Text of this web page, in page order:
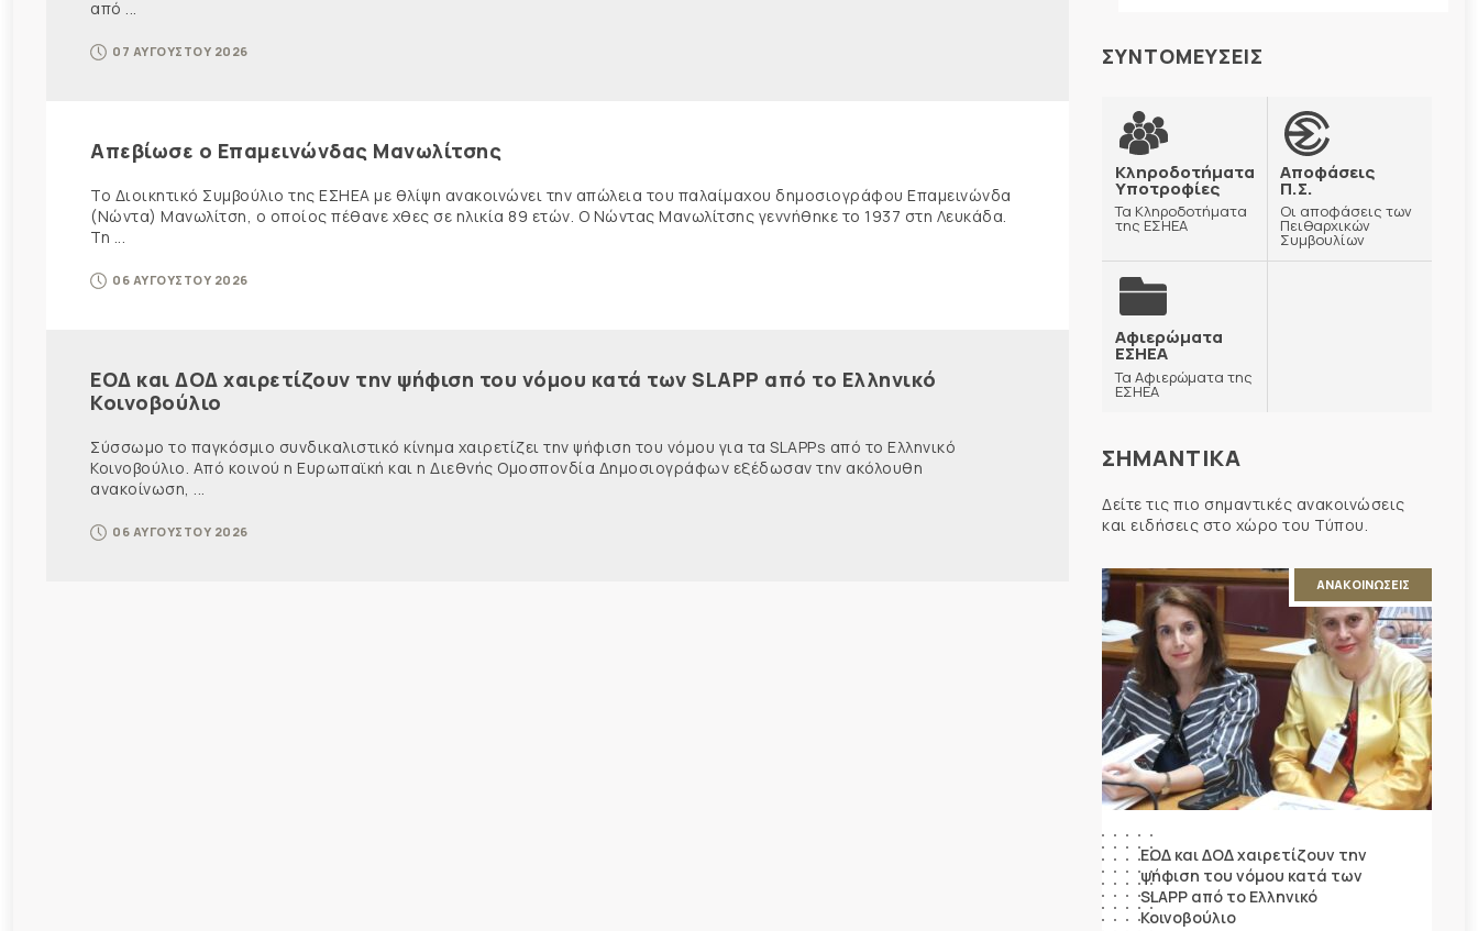
από ...
07 ΑΥΓΟΥΣΤΟΥ 2026
Απεβίωσε ο Επαμεινώνδας Μανωλίτσης
Το Διοικητικό Συμβούλιο της ΕΣΗΕΑ με θλίψη ανακοινώνει την απώλεια του παλαίμαχου δημοσιογράφου Επαμεινώνδα
(Νώντα) Μανωλίτση, ο οποίος πέθανε χθες σε ηλικία 89 ετών. Ο Νώντας Μανωλίτσης γεννήθηκε το 1937 στη Λευκάδα.
Τη ...
06 ΑΥΓΟΥΣΤΟΥ 2026
ΕΟΔ και ΔΟΔ χαιρετίζουν την ψήφιση του νόμου κατά των SLAPP από το Ελληνικό
Κοινοβούλιο
Σύσσωμο το παγκόσμιο συνδικαλιστικό κίνημα χαιρετίζει την ψήφιση του νόμου για τα SLAPPs από το Ελληνικό
Κοινοβούλιο. Από κοινού η Ευρωπαϊκή και η Διεθνής Ομοσπονδία Δημοσιογράφων εξέδωσαν την ακόλουθη
ανακοίνωση, ...
06 ΑΥΓΟΥΣΤΟΥ 2026
ΣΥΝΤΟΜΕΥΣΕΙΣ
Κληροδοτήματα
Υποτροφίες
Τα Κληροδοτήματα
της ΕΣΗΕΑ
Αποφάσεις
Π.Σ.
Οι αποφάσεις των
Πειθαρχικών
Συμβουλίων
Αφιερώματα
ΕΣΗΕΑ
Τα Αφιερώματα της
ΕΣΗΕΑ
ΣΗΜΑΝΤΙΚΑ
Δείτε τις πιο σημαντικές ανακοινώσεις
και ειδήσεις στο χώρο του Τύπου.
ΑΝΑΚΟΙΝΩΣΕΙΣ
ΕΟΔ και ΔΟΔ χαιρετίζουν την
ψήφιση του νόμου κατά των
SLAPP από το Ελληνικό
Κοινοβούλιο